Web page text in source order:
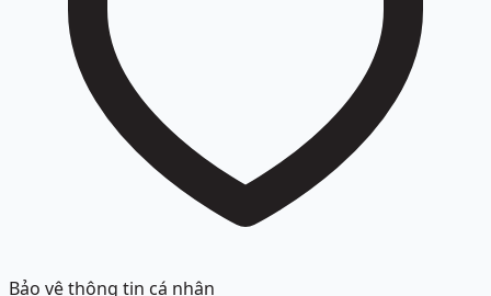
Bảo vệ thông tin cá nhân